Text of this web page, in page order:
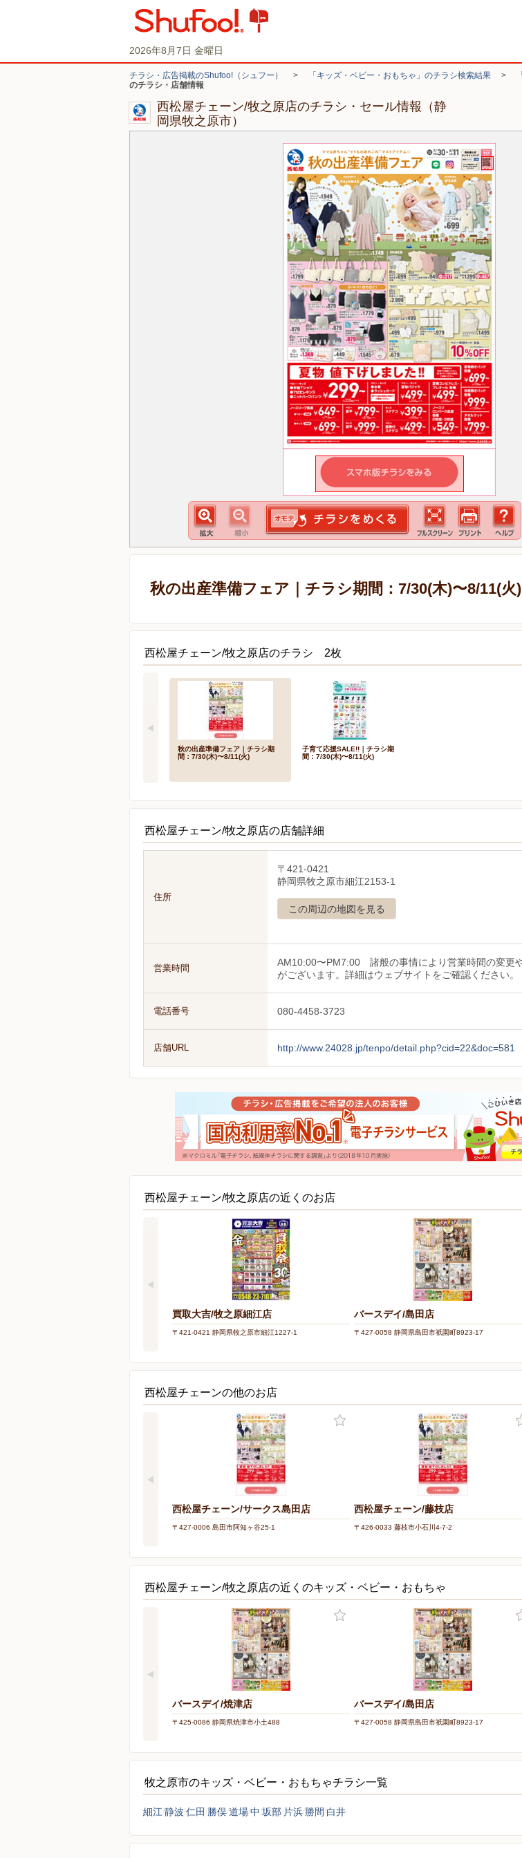
2026年8月7日 金曜日
チラシ・広告掲載のShufoo!（シュフー） > 「キッズ・ベビー・おもちゃ」のチラシ検索結果 >
のチラシ・店舗情報
西松屋チェーン/牧之原店のチラシ・セール情報（静
岡県牧之原市）
秋の出産準備フェア｜チラシ期間：7/30(木)〜8/11(火)
西松屋チェーン/牧之原店のチラシ 2枚
秋の出産準備フェア｜チラシ期
間：7/30(木)〜8/11(火)
子育て応援SALE!!｜チラシ期
間：7/30(木)〜8/11(火)
西松屋チェーン/牧之原店の店舗詳細
住所
〒421-0421
静岡県牧之原市細江2153-1
この周辺の地図を見る
営業時間
AM10:00〜PM7:00 諸般の事情により営業時間の変更
がございます。詳細はウェブサイトをご確認ください。
電話番号 080-4458-3723
店舗URL http://www.24028.jp/tenpo/detail.php?cid=22&doc=581
西松屋チェーン/牧之原店の近くのお店
買取大吉/牧之原細江店
〒421-0421 静岡県牧之原市細江1227-1
バースデイ/島田店
〒427-0058 静岡県島田市祇園町8923-17
西松屋チェーンの他のお店
西松屋チェーン/サークス島田店
〒427-0006 島田市阿知ヶ谷25-1
西松屋チェーン/藤枝店
〒426-0033 藤枝市小石川4-7-2
西松屋チェーン/牧之原店の近くのキッズ・ベビー・おもちゃ
バースデイ/焼津店
〒425-0086 静岡県焼津市小土488
バースデイ/島田店
〒427-0058 静岡県島田市祇園町8923-17
牧之原市のキッズ・ベビー・おもちゃチラシ一覧
細江 静波 仁田 勝俣道場中 坂部 片浜 勝間 白井